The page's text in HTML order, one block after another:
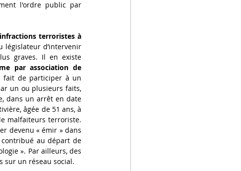
l'ordre public par
terroristes à
législateur d’intervenir
graves. Il en existe
par association de
fait de participer à un
un ou plusieurs faits,
dans un arrêt en date
âgée de 51 ans, à
malfaiteurs terroriste.
devenu « émir » dans
contribué au départ de
». Par ailleurs, des
sur un réseau social.